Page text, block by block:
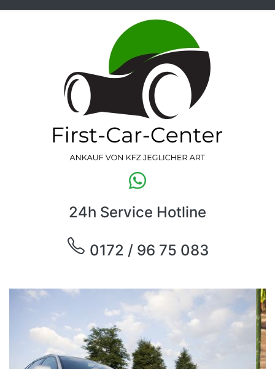
24h Service Hotline
0172 / 96 75 083